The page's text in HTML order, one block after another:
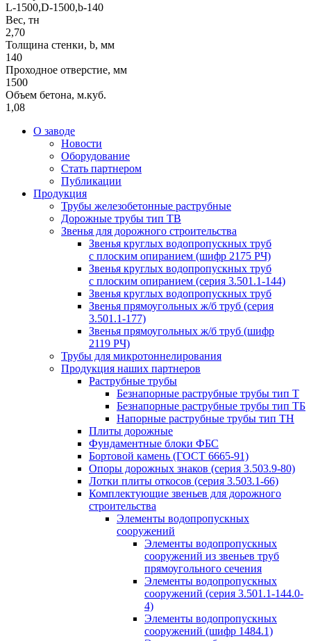
L-1500,D-1500,b-140
Вес, тн
2,70
Толщина стенки, b, мм
140
Проходное отверстие, мм
1500
Объем бетона, м.куб.
1,08
О заводе
Новости
Оборудование
Стать партнером
Публикации
Продукция
Трубы железобетонные раструбные
Дорожные трубы тип ТВ
Звенья для дорожного строительства
Звенья круглых водопропускных труб
с плоским опиранием (шифр 2175 РЧ)
Звенья круглых водопропускных труб
с плоским опиранием (серия 3.501.1-144)
Звенья круглых водопропускных труб
Звенья прямоугольных ж/б труб (cерия
3.501.1-177)
Звенья прямоугольных ж/б труб (шифр
2119 РЧ)
Трубы для микротоннелирования
Продукция наших партнеров
Раструбные трубы
Безнапорные раструбные трубы тип Т
Безнапорные раструбные трубы тип ТБ
Напорные раструбные трубы тип ТН
Плиты дорожные
Фундаментные блоки ФБС
Бортовой камень (ГОСТ 6665-91)
Опоры дорожных знаков (серия 3.503.9-80)
Лотки плиты откосов (серия 3.503.1-66)
Комплектующие звеньев для дорожного
строительства
Элементы водопропускных
сооружений
Элементы водопропускных
сооружений из звеньев труб
прямоугольного сечения
Элементы водопропускных
сооружений (серия 3.501.1-144.0-
4)
Элементы водопропускных
сооружений (шифр 1484.1)